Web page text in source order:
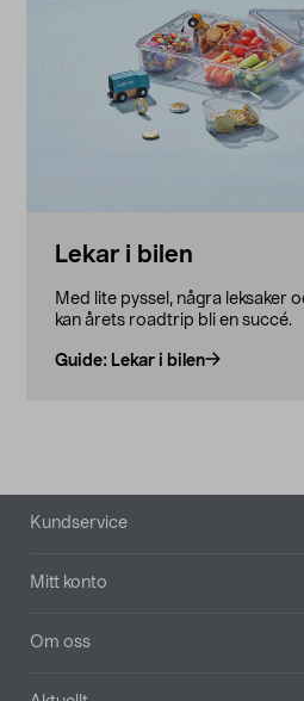
Lekar i bilen
Med lite pyssel, några leksaker
kan årets roadtrip bli en succé.
Guide: Lekar i bilen
Sidfot
Kundservice
Mitt konto
Om oss